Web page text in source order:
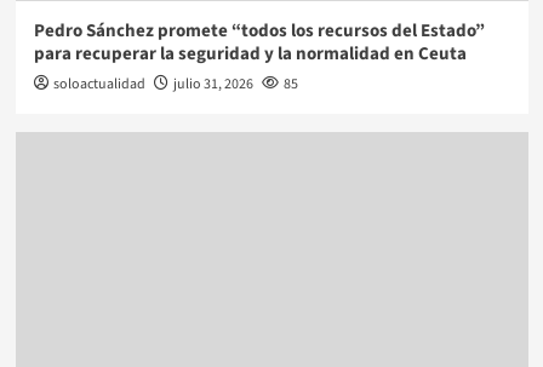
Pedro Sánchez promete “todos los recursos del Estado”
para recuperar la seguridad y la normalidad en Ceuta
soloactualidad julio 31, 2026 85